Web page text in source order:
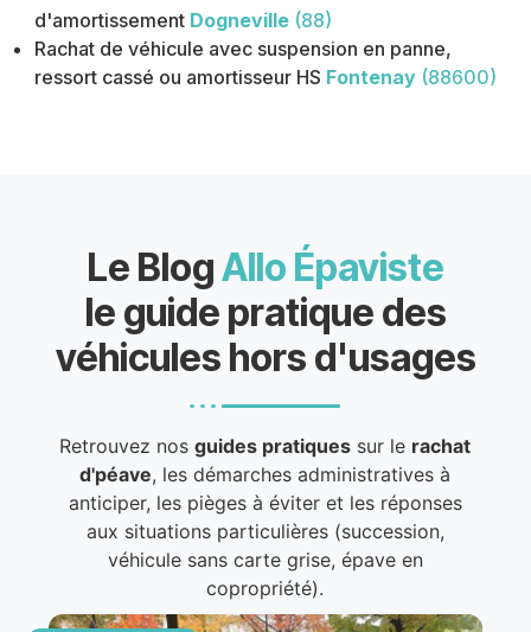
d'amortissement Dogneville (88)
Rachat de véhicule avec suspension en panne,
ressort cassé ou amortisseur HS Fontenay (88600)
Le BlogAllo Épaviste
le guide pratique des
véhicules hors d'usages
Retrouvez nosguides pratiques sur le rachat
d'péave, les démarches administratives à
anticiper, les pièges à éviter et les réponses
aux situations particulières (succession,
véhicule sans carte grise, épave en
copropriété).